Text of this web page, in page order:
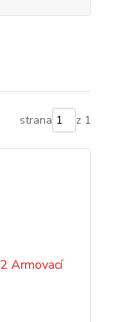
strana z 1